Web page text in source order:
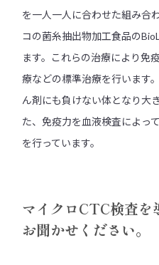
を一人一人に合わせた組み合
コの菌糸抽出物加工食品の
ます。これらの治療により免
療などの標準治療を行います
ん剤にも負けない体となり大
た、免疫力を血液検査によっ
を行っています。
マイクロCTC検査を
お聞かせください。